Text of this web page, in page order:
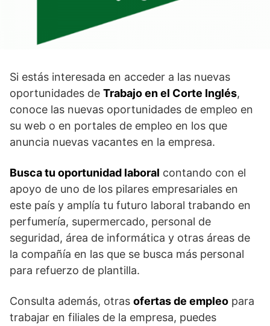
Si estás interesada en acceder a las nuevas
oportunidades de Trabajo en el Corte Inglés,
conoce las nuevas oportunidades de empleo en
su web o en portales de empleo en los que
anuncia nuevas vacantes en la empresa.
Busca tu oportunidad laboral contando con el
apoyo de uno de los pilares empresariales en
este país y amplía tu futuro laboral trabando en
perfumería, supermercado, personal de
seguridad, área de informática y otras áreas de
la compañía en las que se busca más personal
para refuerzo de plantilla.
Consulta además, otras ofertas de empleo para
trabajar en filiales de la empresa, puedes